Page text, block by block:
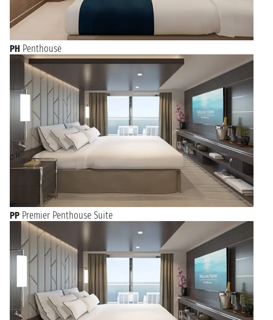
PH Penthouse
PP Premier Penthouse Suite